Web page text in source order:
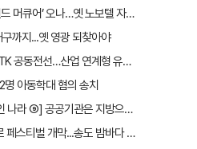
동성로에 글로벌 호텔 ‘그랜드 머큐어’ 오나…옛 노보텔 자리 사무실 개설
까지...옛 영광 되찾아야
2차 공공기관 이전 앞두고 TK 공동전선…산업 연계형 유치 승부수
아동학대 혐의 송치
[특별기획-사는 곳이 계급인 나라 ⑨] 공공기관은 지방으로 왔지만, 그들이 사는 곳은 서울이었다
2026 포항 송도비치 레트로 페스티벌 개막...송도 밤바다 달군 레트로 열기